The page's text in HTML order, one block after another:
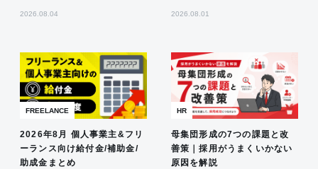
2026.08.04 2026.08.01
FREELANCE
2026年8月 個人事業主&フリ
ーランス向け給付金/補助金/
助成金まとめ
HR
母集団形成の7つの課題と改
善策｜採用がうまくいかない
原因を解説